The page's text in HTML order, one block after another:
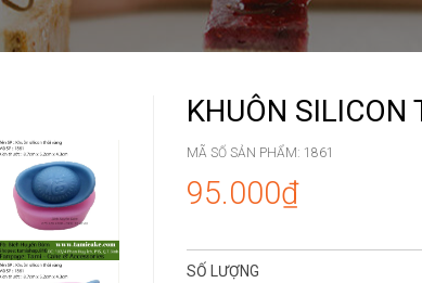
KHUÔN SILICON
MÃ SỐ SẢN PHẨM: 1861
95.000₫
SỐ LƯỢNG